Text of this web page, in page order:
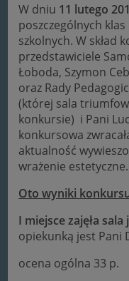
W dniu 11 lutego
poszczególnych
szkolnych. W skład
przedstawiciele
Łoboda, Szymon
oraz Rady
(której sala
konkursie) i Pani
konkursowa
aktualność
wrażenie estetyczne.
Oto wyniki
I miejsce zajęła
opiekunką jest Pani
ocena ogólna 33 p.